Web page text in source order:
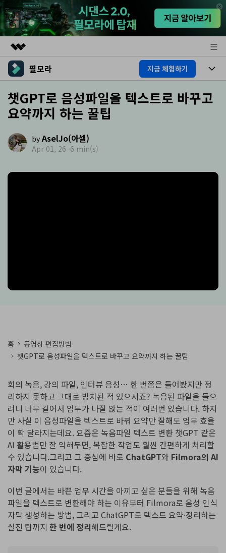
주요 제품
유틸리티
비즈니스
개요
회사 소개
뉴스룸
플랜 및 가격
필모라 지금 체험하기
제품
플랫폼
기능
AI
AI 기능 HOT
영상 편집 자료실
동영상 편집하기
도움말 센터
챗GPT로 음성파일을 텍스트로 바꾸고
요약까지 하는 꿀팁
by AselJo(아셀)
Apr 01, 26 ·6 min(s)
홈
동영상 편집방법
챗GPT로 음성파일을 텍스트로 바꾸고 요약까지 하는 꿀팁
회의 녹음, 강의 파일, 인터뷰 음성… 한 번쯤은 들어봤지만 정
리하지 못하고 그대로 방치된 적 있으시죠? 녹음된 파일을 들으
려니 너무 길어서 엄두가 나질 않는 적이 여러번 있습니다. 하지
만 사실 이 음성파일을 텍스트로 바꿔 요약만 잘해도 업무 효율
이 확 달라지는데요. 요즘은 녹음파일 텍스트 변환 챗GPT 같은
AI 활용법만 잘 익혀두면, 복잡한 작업도 훨씬 간편하게 처리할
수 있습니다.그리고 그 중심에 바로 ChatGPT와 Filmora의 AI
자막 기능이 있습니다.
이번 글에서는 바쁜 업무 시간을 아끼고 싶은 분들을 위해 녹음
파일을 텍스트로 변환해야 하는 이유부터 Filmora로 음성 인식
자막 생성하는 방법, 그리고 ChatGPT로 텍스트 요약·정리하는
실전 팁까지 한 번에 정리해드릴게요.